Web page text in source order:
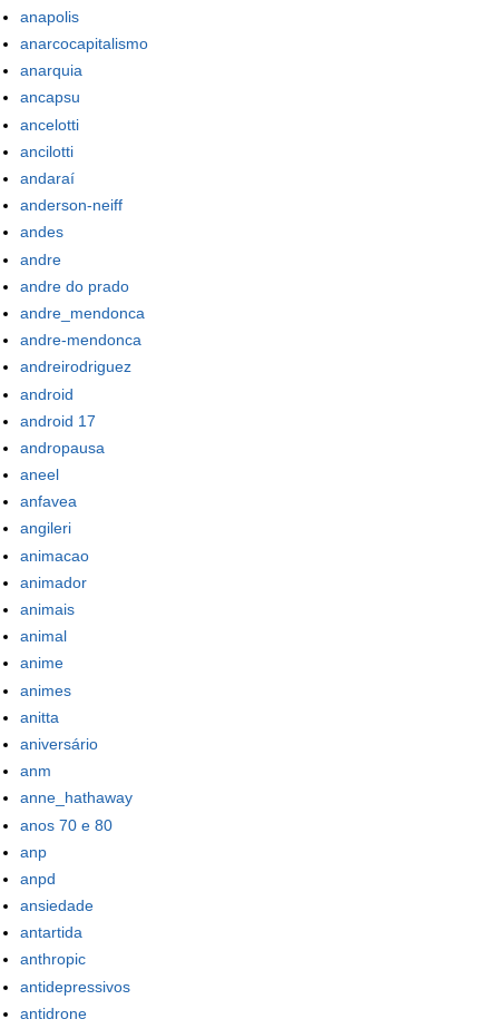
anapolis
anarcocapitalismo
anarquia
ancapsu
ancelotti
ancilotti
andaraí
anderson-neiff
andes
andre
andre do prado
andre_mendonca
andre-mendonca
andreirodriguez
android
android 17
andropausa
aneel
anfavea
angileri
animacao
animador
animais
animal
anime
animes
anitta
aniversário
anm
anne_hathaway
anos 70 e 80
anp
anpd
ansiedade
antartida
anthropic
antidepressivos
antidrone